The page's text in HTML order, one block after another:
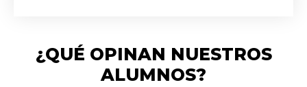
¿QUÉ OPINAN NUESTROS
ALUMNOS?